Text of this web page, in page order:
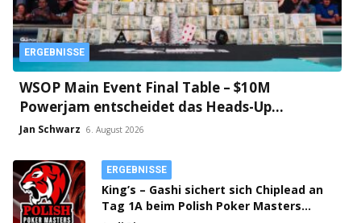
ERGEBNISSE
WSOP Main Event Final Table – $10M
Powerjam entscheidet das Heads-Up
zwischen Jumalon und Saaskilahti!
Jan Schwarz 6. August 2026
ERGEBNISSE
King’s – Gashi sichert sich Chiplead an
Tag 1A beim Polish Poker Masters